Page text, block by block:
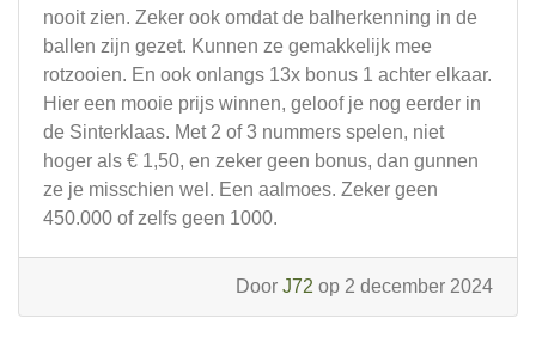
nooit zien. Zeker ook omdat de balherkenning in de
ballen zijn gezet. Kunnen ze gemakkelijk mee
rotzooien. En ook onlangs 13x bonus 1 achter elkaar.
Hier een mooie prijs winnen, geloof je nog eerder in
de Sinterklaas. Met 2 of 3 nummers spelen, niet
hoger als € 1,50, en zeker geen bonus, dan gunnen
ze je misschien wel. Een aalmoes. Zeker geen
450.000 of zelfs geen 1000.
Door J72 op 2 december 2024